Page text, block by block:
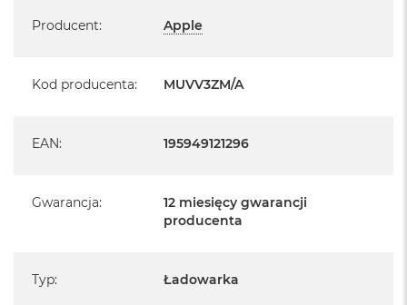
Producent: Apple
Kod producenta: MUVV3ZM/A
EAN: 195949121296
Gwarancja:
12 miesięcy gwarancji
producenta
Typ: Ładowarka